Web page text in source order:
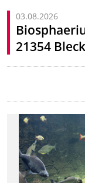
03.08.2026
21354